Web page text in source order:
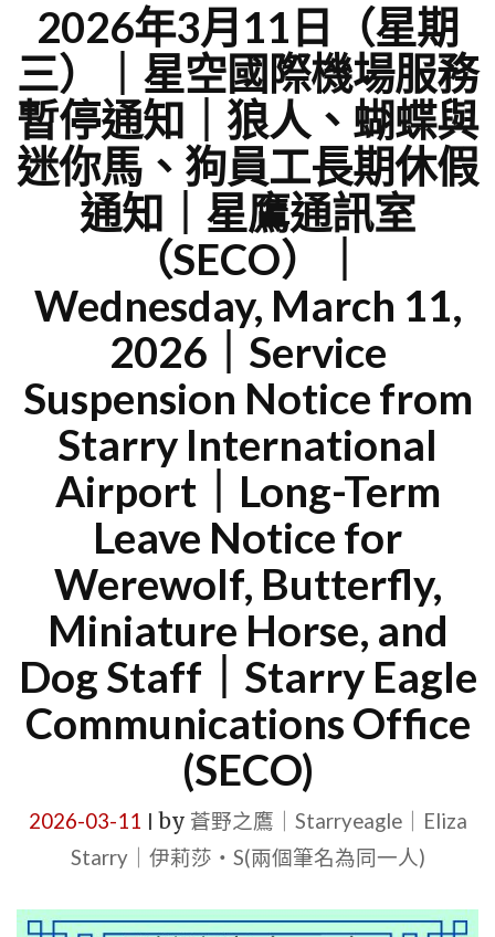
2026年3月11日（星期
三）｜星空國際機場服務
暫停通知｜狼人、蝴蝶與
迷你馬、狗員工長期休假
通知｜星鷹通訊室
（SECO）｜
Wednesday, March 11,
2026｜Service
Suspension Notice from
Starry International
Airport｜Long-Term
Leave Notice for
Werewolf, Butterfly,
Miniature Horse, and
Dog Staff｜Starry Eagle
Communications Office
(SECO)
2026-03-11 by 蒼野之鷹｜Starryeagle｜Eliza
Starry｜伊莉莎・S(兩個筆名為同一人)